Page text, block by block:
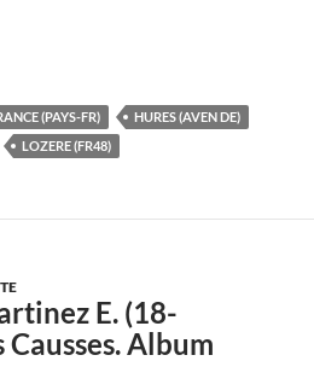
(PAYS-FR)
HURES (AVEN DE)
LOZERE (FR48)
E. (18-
Album